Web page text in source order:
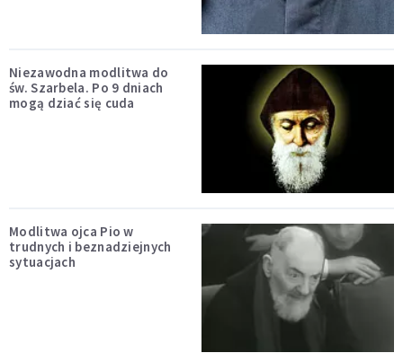
Niezawodna modlitwa do
św. Szarbela. Po 9 dniach
mogą dziać się cuda
Modlitwa ojca Pio w
trudnych i beznadziejnych
sytuacjach